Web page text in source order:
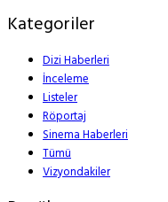
Kategoriler
Dizi Haberleri
İnceleme
Listeler
Röportaj
Sinema Haberleri
Tümü
Vizyondakiler